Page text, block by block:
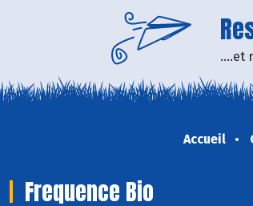
....et
Accueil
Frequence Bio